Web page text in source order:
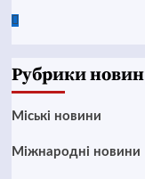
Рубрики новин
Mіські новини
Міжнародні новини